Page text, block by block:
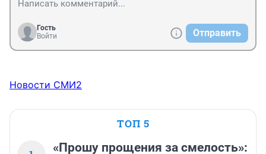
Гость
Войти
Отправить
Новости СМИ2
ТОП 5
«Прошу прощения за смелость»: